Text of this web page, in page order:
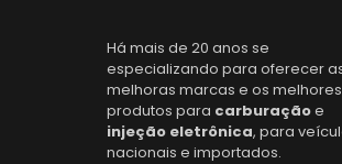
Há mais de 20 anos se
especializando para oferecer
melhoras marcas e os melhores
produtos para carburaçãoe
injeção eletrônica, para
nacionais e importados.